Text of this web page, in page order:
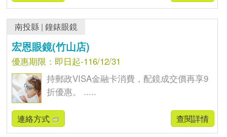
南投縣 |鐘錶眼鏡
宏恩眼鏡(竹山店)
優惠期限：即日起-116/12/31
持郵政VISA金融卡消費，配鏡成交價再享9
折優惠。 .....
連絡方式 查閱詳情